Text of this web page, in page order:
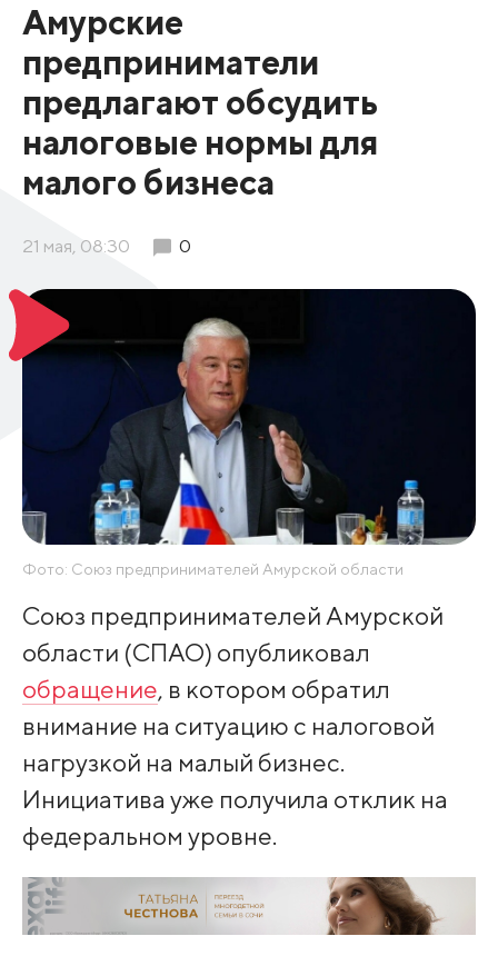
Амурские
предприниматели
предлагают обсудить
налоговые нормы для
малого бизнеса
21 мая, 08:30 0
Фото: Союз предпринимателей Амурской области
Союз предпринимателей Амурской
области (СПАО) опубликовал
обращение, в котором обратил
внимание на ситуацию с налоговой
нагрузкой на малый бизнес.
Инициатива уже получила отклик на
федеральном уровне.